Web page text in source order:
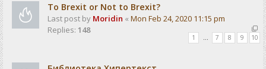
To Brexit or Not to Brexit?
Last post by Moridin « Mon Feb 24, 2020 11:15 pm
Replies: 148
1 … 7 8 9 10